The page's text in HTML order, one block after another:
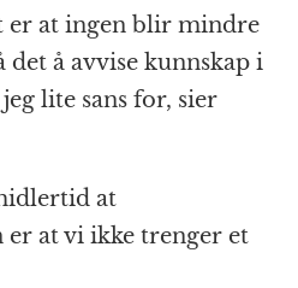
er at ingen blir mindre
det å avvise kunnskap i
lite sans for, sier
at
at vi ikke trenger et